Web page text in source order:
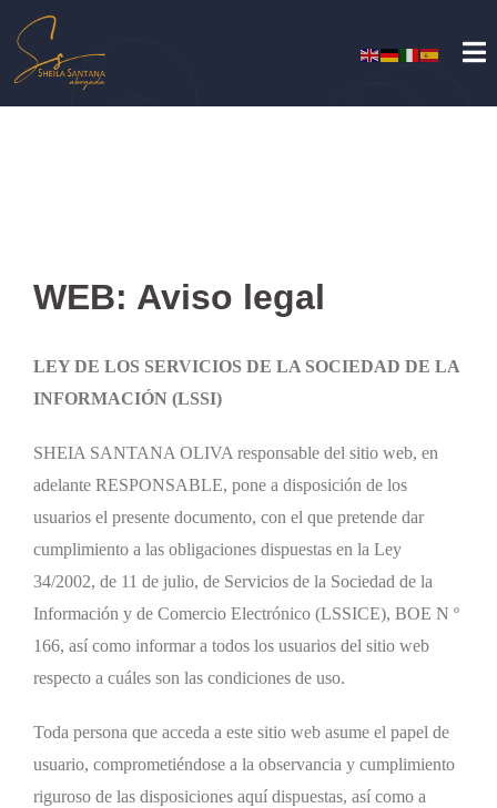
WEB: Aviso legal
LEY DE LOS SERVICIOS DE LA SOCIEDAD DE LA
INFORMACIÓN (LSSI)
SHEIA SANTANA OLIVA responsable del sitio web, en
adelante RESPONSABLE, pone a disposición de los
usuarios el presente documento, con el que pretende dar
cumplimiento a las obligaciones dispuestas en la Ley
34/2002, de 11 de julio, de Servicios de la Sociedad de la
Información y de Comercio Electrónico (LSSICE), BOE N º
166, así como informar a todos los usuarios del sitio web
respecto a cuáles son las condiciones de uso.
Toda persona que acceda a este sitio web asume el papel de
usuario, comprometiéndose a la observancia y cumplimiento
riguroso de las disposiciones aquí dispuestas, así como a